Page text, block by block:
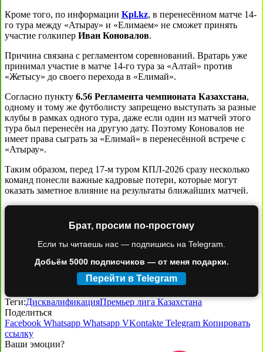
Кроме того, по информации Kpl.kz, в перенесённом матче 14-
го тура между «Атырау» и «Елимаем» не сможет принять
участие голкипер Иван Коновалов.
Причина связана с регламентом соревнований. Вратарь уже
принимал участие в матче 14-го тура за «Алтай» против
«Жетысу» до своего перехода в «Елимай».
Согласно пункту 6.56 Регламента чемпионата Казахстана,
одному и тому же футболисту запрещено выступать за разные
клубы в рамках одного тура, даже если один из матчей этого
тура был перенесён на другую дату. Поэтому Коновалов не
имеет права сыграть за «Елимай» в перенесённой встрече с
«Атырау».
Таким образом, перед 17-м туром КПЛ-2026 сразу несколько
команд понесли важные кадровые потери, которые могут
оказать заметное влияние на результаты ближайших матчей.
Брат, просим по-простому
Если ты читаешь нас — подпишись на Telegram.
Добьём 5000 подписчиков — от меня подарки.
Перейти в Telegram
Теги:ДисквалификацияПремьер лига Казахстана
Поделиться
Facebook Whatsapp Whatsapp VKontakte Telegram Копировать
ссылку
Ваши эмоции?